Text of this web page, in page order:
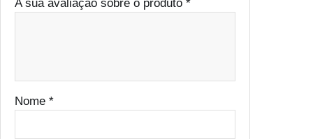
A sua avaliação sobre o produto *
Nome *